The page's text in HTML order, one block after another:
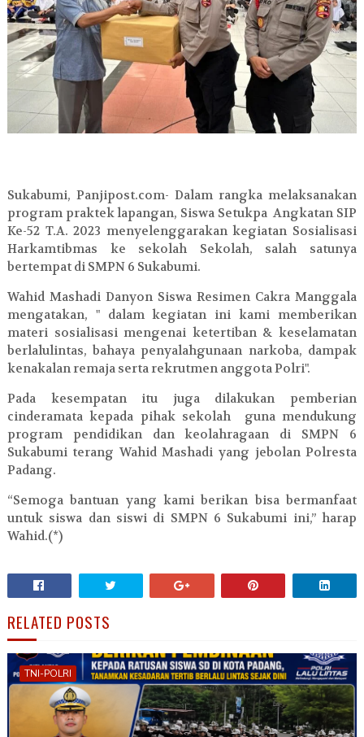
Sukabumi, Panjipost.com- Dalam rangka melaksanakan
program praktek lapangan, Siswa Setukpa Angkatan SIP
Ke-52 T.A. 2023 menyelenggarakan kegiatan Sosialisasi
Harkamtibmas ke sekolah Sekolah, salah satunya
bertempat di SMPN 6 Sukabumi.
Wahid Mashadi Danyon Siswa Resimen Cakra Manggala
mengatakan, " dalam kegiatan ini kami memberikan
materi sosialisasi mengenai ketertiban & keselamatan
berlalulintas, bahaya penyalahgunaan narkoba, dampak
kenakalan remaja serta rekrutmen anggota Polri".
Pada kesempatan itu juga dilakukan pemberian
cinderamata kepada pihak sekolah guna mendukung
program pendidikan dan keolahragaan di SMPN 6
Sukabumi terang Wahid Mashadi yang jebolan Polresta
Padang.
“Semoga bantuan yang kami berikan bisa bermanfaat
untuk siswa dan siswi di SMPN 6 Sukabumi ini,” harap
Wahid.(*)
RELATED POSTS
TNI-POLRI